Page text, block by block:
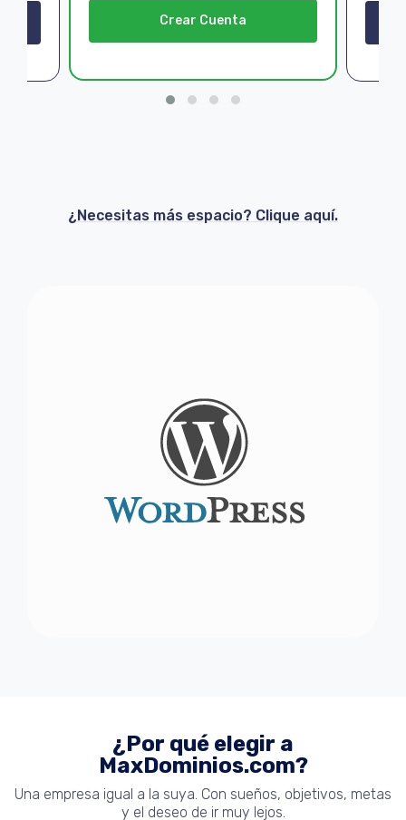
Crear Cuenta
¿Necesitas más espacio? Clique aquí.
¿Por qué elegir a
MaxDominios.com?
Una empresa igual a la suya. Con sueños, objetivos, metas
y el deseo de ir muy lejos.